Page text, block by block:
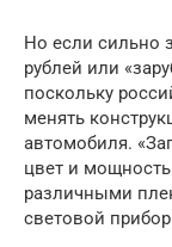
Но если сильно
рублей или
поскольку
менять
автомобиля.
цвет и
различными
световой